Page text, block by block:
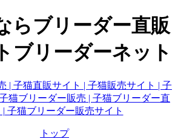
らブリーダー直販
ブリーダーネット
トップ